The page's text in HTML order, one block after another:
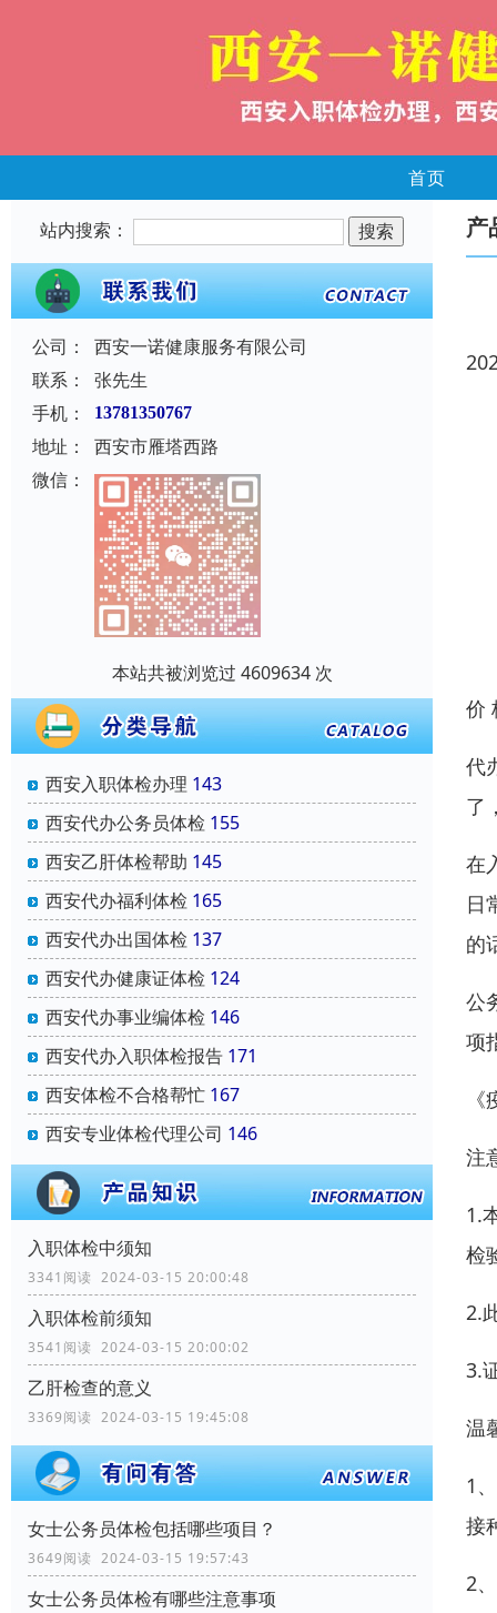
首页
站内搜索：
公司：
西安一诺健康服务有限公司
联系：
张先生
手机：
13781350767
地址：
西安市雁塔西路
微信：
本站共被浏览过 4609634 次
西安入职体检办理 143
西安代办公务员体检 155
西安乙肝体检帮助 145
西安代办福利体检 165
西安代办出国体检 137
西安代办健康证体检 124
西安代办事业编体检 146
西安代办入职体检报告 171
西安体检不合格帮忙 167
西安专业体检代理公司 146
入职体检中须知
3341阅读 2024-03-15 20:00:48
入职体检前须知
3541阅读 2024-03-15 20:00:02
乙肝检查的意义
3369阅读 2024-03-15 19:45:08
女士公务员体检包括哪些项目？
3649阅读 2024-03-15 19:57:43
女士公务员体检有哪些注意事项
产
价
代
了
在
日
的
公
项
注
1.
检
2.
3.
温
1
接
2